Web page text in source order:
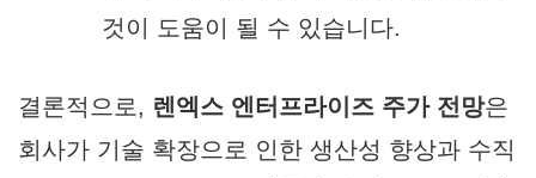
것이 도움이 될 수 있습니다.
결론적으로, 렌엑스 엔터프라이즈 주가 전망은
회사가 기술 확장으로 인한 생산성 향상과 수직